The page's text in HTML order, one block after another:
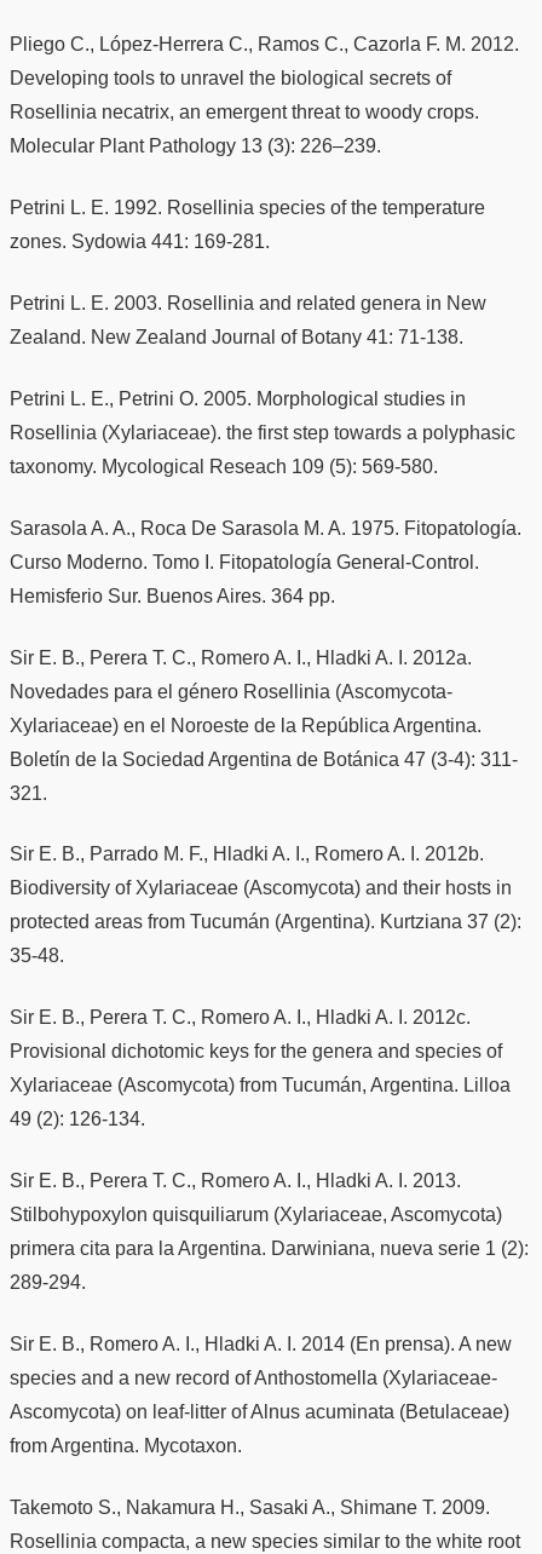
Pliego C., López-Herrera C., Ramos C., Cazorla F. M. 2012.
Developing tools to unravel the biological secrets of
Rosellinia necatrix, an emergent threat to woody crops.
Molecular Plant Pathology 13 (3): 226–239.
Petrini L. E. 1992. Rosellinia species of the temperature
zones. Sydowia 441: 169-281.
Petrini L. E. 2003. Rosellinia and related genera in New
Zealand. New Zealand Journal of Botany 41: 71-138.
Petrini L. E., Petrini O. 2005. Morphological studies in
Rosellinia (Xylariaceae). the first step towards a polyphasic
taxonomy. Mycological Reseach 109 (5): 569-580.
Sarasola A. A., Roca De Sarasola M. A. 1975. Fitopatología.
Curso Moderno. Tomo I. Fitopatología General-Control.
Hemisferio Sur. Buenos Aires. 364 pp.
Sir E. B., Perera T. C., Romero A. I., Hladki A. I. 2012a.
Novedades para el género Rosellinia (Ascomycota-
Xylariaceae) en el Noroeste de la República Argentina.
Boletín de la Sociedad Argentina de Botánica 47 (3-4): 311-
321.
Sir E. B., Parrado M. F., Hladki A. I., Romero A. I. 2012b.
Biodiversity of Xylariaceae (Ascomycota) and their hosts in
protected areas from Tucumán (Argentina). Kurtziana 37 (2):
35-48.
Sir E. B., Perera T. C., Romero A. I., Hladki A. I. 2012c.
Provisional dichotomic keys for the genera and species of
Xylariaceae (Ascomycota) from Tucumán, Argentina. Lilloa
49 (2): 126-134.
Sir E. B., Perera T. C., Romero A. I., Hladki A. I. 2013.
Stilbohypoxylon quisquiliarum (Xylariaceae, Ascomycota)
primera cita para la Argentina. Darwiniana, nueva serie 1 (2):
289-294.
Sir E. B., Romero A. I., Hladki A. I. 2014 (En prensa). A new
species and a new record of Anthostomella (Xylariaceae-
Ascomycota) on leaf-litter of Alnus acuminata (Betulaceae)
from Argentina. Mycotaxon.
Takemoto S., Nakamura H., Sasaki A., Shimane T. 2009.
Rosellinia compacta, a new species similar to the white root